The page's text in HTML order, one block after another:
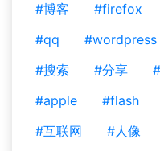
#博客
#firefox
#qq
#wordpress
#搜索
#分享
#apple
#flash
#互联网
#人像